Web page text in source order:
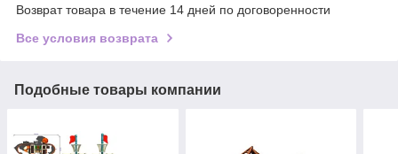
Возврат товара в течение 14 дней по договоренности
Все условия возврата
Подобные товары компании